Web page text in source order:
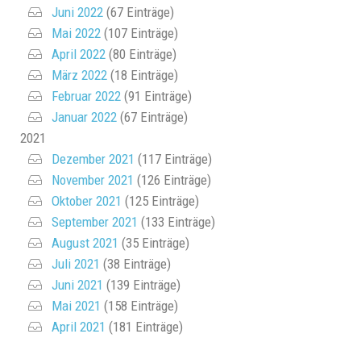
Juni 2022 (67 Einträge)
Mai 2022 (107 Einträge)
April 2022 (80 Einträge)
März 2022 (18 Einträge)
Februar 2022 (91 Einträge)
Januar 2022 (67 Einträge)
2021
Dezember 2021 (117 Einträge)
November 2021 (126 Einträge)
Oktober 2021 (125 Einträge)
September 2021 (133 Einträge)
August 2021 (35 Einträge)
Juli 2021 (38 Einträge)
Juni 2021 (139 Einträge)
Mai 2021 (158 Einträge)
April 2021 (181 Einträge)